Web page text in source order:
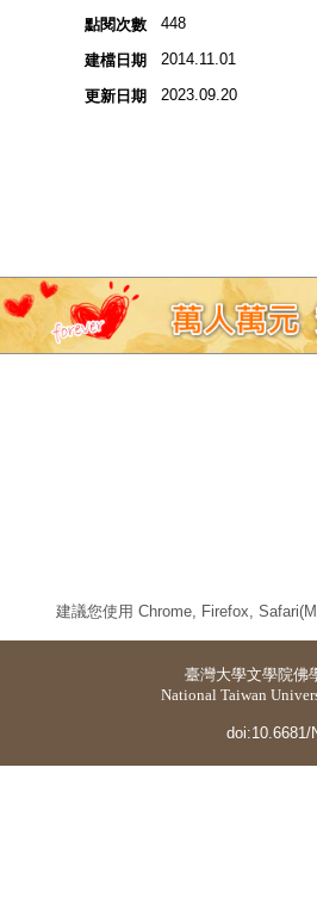
點閱次數
448
建檔日期 2014.11.01
更新日期 2023.09.20
建議您使用 Chrome, Firefox,
臺灣大學文學院佛
National Taiwan
doi:10.6681/